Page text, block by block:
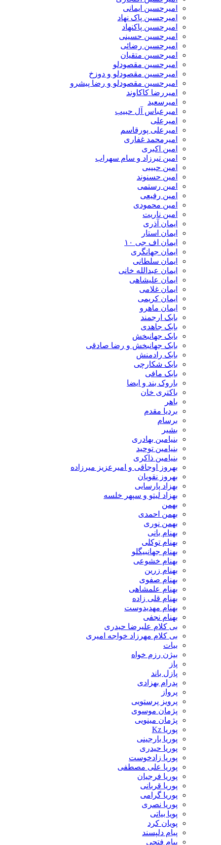
امیرحسین ایمانی
امیرحسین پاک نهاد
امیرحسین پاکنهاد
امیرحسین حسینی
امیرحسین رضائی
امیرحسین متقیان
امیرحسین مقصودلو
امیرحسین مقصودلو و دوزخ
امیرحسین مقصودلو و رضا پیشرو
امیررضا کاکاوند
امیرسعید
امیرعباس آل حبیب
امیرعلی
امیرعلی پورقاسم
امیرمحمد غفاری
امین اکبری
امین تیرزاد و سام سهراب
امین حبیبی
امین حسنوند
امین رستمی
امین رفیعی
امین محمودی
امین ناریت
ایمان آذری
ایمان استار
ایمان اف جی ۱۰
ایمان جهانگری
ایمان سلطانی
ایمان عبدالله خانی
ایمان علیشاهی
ایمان غلامی
ایمان کریمی
ایمان ماهرو
بابک ارجمند
بابک جاهدی
بابک جهانبخش
بابک جهانبخش و رضا صادقی
بابک رادمنش
بابک شکارچی
بابک مافی
باروک بند و ایضا
باکتری خان
باهر
بردیا مقدم
برسام
بشیر
بنیامین بهادری
بنیامین توحید
بنیامین ذاکری
بهروز اوجاقی و امیرعزیز میرزاده
بهروز نقویان
بهزاد پارسایی
بهزاد لیتو و سپهر خلسه
بهمن
بهمن احمدی
بهمن نوری
بهنام بانی
بهنام توکلی
بهنام جهانبیگلو
بهنام خشوعی
بهنام زرین
بهنام صفوی
بهنام علمشاهی
بهنام قلی زاده
بهنام مهدیدوست
بهنام نجفی
بی کلام علیرضا حیدری
بی کلام مهرزاد خواجه امیری
بیات
بیژن رزم خواه
پاز
پازل باند
پدرام بهزادی
پرواز
پرویز پرستویی
پژمان موسوی
پژمان مینویی
پوریا Kz
پوریا بارجینی
پوریا حیدری
پوریا زادخوست
پوریا علی مصطفی
پوریا فرجیان
پوریا قربانی
پوریا گرامی
پوریا نصری
پویا بیاتی
پویان کرد
پیام دلپسند
پیام فتحی